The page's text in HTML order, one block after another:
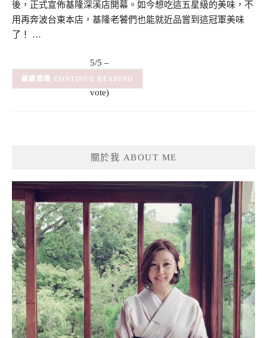
後，正式宣佈基隆深溪店開幕。如今想吃這五星級的美味，不
用再奔波台東本店，基隆老饕們也能就近品嘗到這冠軍美味
了！ …
5/5 –
(1
vote)
(1) CONTINUE READING
關於我 ABOUT ME